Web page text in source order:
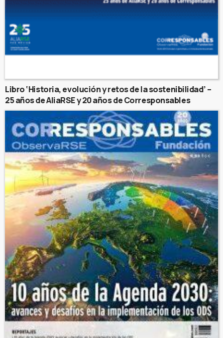
Libro ‘Historia, evolución y retos de la sostenibilidad’ –
25 años de AliaRSE y 20 años de Corresponsables